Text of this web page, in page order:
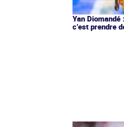
Yan Diomandé
c’est prendre